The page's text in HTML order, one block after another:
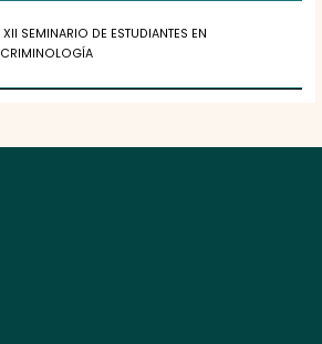
XII SEMINARIO DE ESTUDIANTES EN
CRIMINOLOGÍA